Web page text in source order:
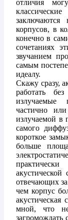
отличия
заключаются
корпусов, в
конечно в
сочетаниях
звучанием
самым
идеалу.
Скажу сразу,
работать
излучаемые
частично
излучаемой в
самого
короткое
больше
отвечающих
чем корпус
мной, что
загромождать